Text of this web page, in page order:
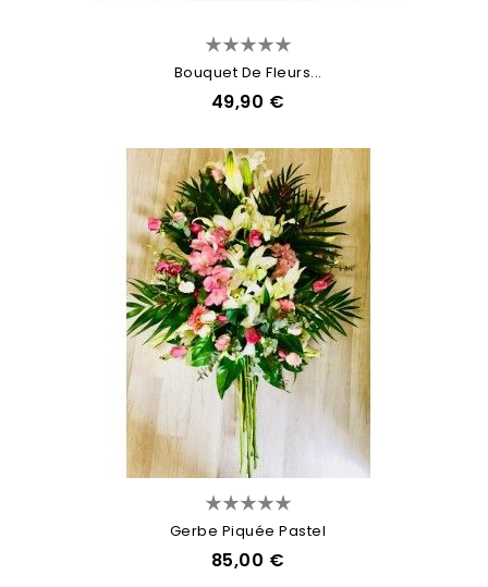
Bouquet De Fleurs...
49,90 €
Gerbe Piquée Pastel
85,00 €